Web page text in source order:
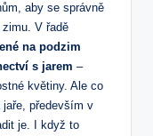
aby ​se správně
V řadě
na podzim
s jarem –
⁤květiny. Ale co
především v
je. I když to